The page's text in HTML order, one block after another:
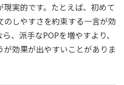
実的です。たとえば、初めて
しやすさを約束する一言が効
、派手なPOPを増やすより、
効果が出やすいことがありま